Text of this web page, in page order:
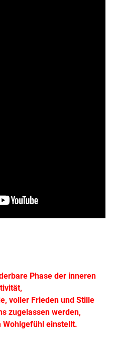
Phase der inneren
voller Frieden und Stille
zugelassen werden,
Wohlgefühl einstellt.